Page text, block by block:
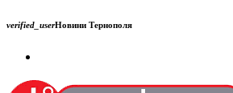
verified_userНовини Тернополя